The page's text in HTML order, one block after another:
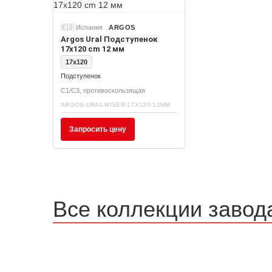
🇪🇸 Испания ARGOS
Argos Ural Подступенок
17x120 cm 12 мм
17x120
Подступенок
C1/C3, противоскользящая
ARGOS-URAL-RISER-17X120-12MM
Запросить цену
Все коллекции